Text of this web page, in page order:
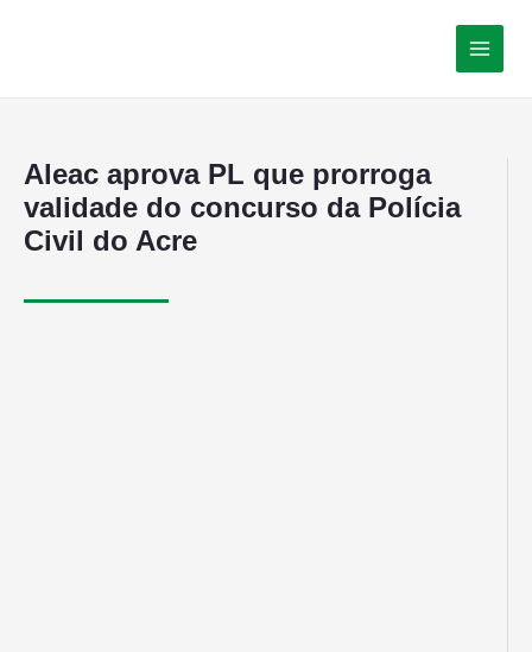
Aleac aprova PL que prorroga
validade do concurso da Polícia
Civil do Acre